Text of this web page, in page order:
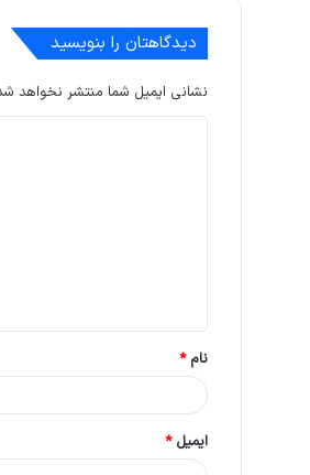
دیدگاهتان را بنویسید
نشانی ایمیل شما منتشر نخواهد
*
نام*
ایمیل*